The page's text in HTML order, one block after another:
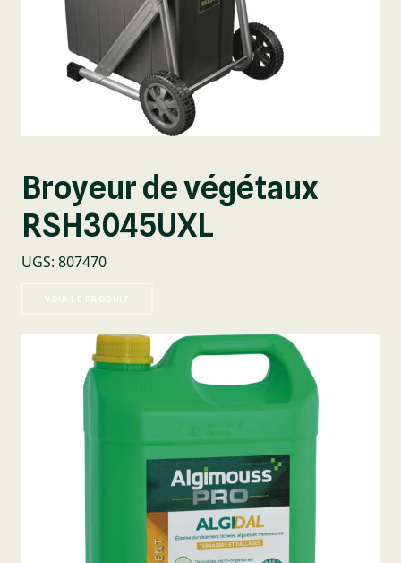
Broyeur de végétaux
RSH3045UXL
UGS: 807470
VOIR LE PRODUIT